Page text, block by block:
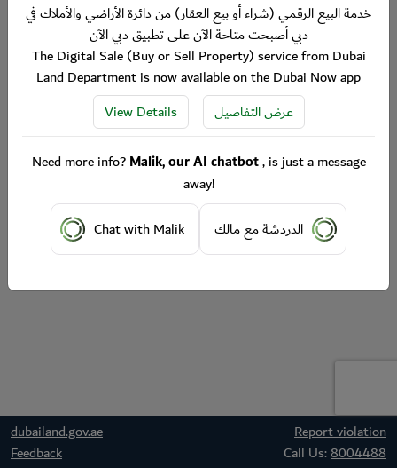
dubailand.gov.ae
Report violation
Feedback
Call Us:8004488
خدمة البيع الرقمي (شراء أو بيع العقار) من دائرة الأراضي والأملاك في
دبي أصبحت متاحة الآن على تطبيق دبي الآن
The Digital Sale (Buy or Sell Property) service from Dubai
Land Department is now available on the Dubai Now app
View Details
عرض التفاصيل
Need more info?Malik, our AI chatbot, is just a message
away!
Chat with Malik
الدردشة مع مالك